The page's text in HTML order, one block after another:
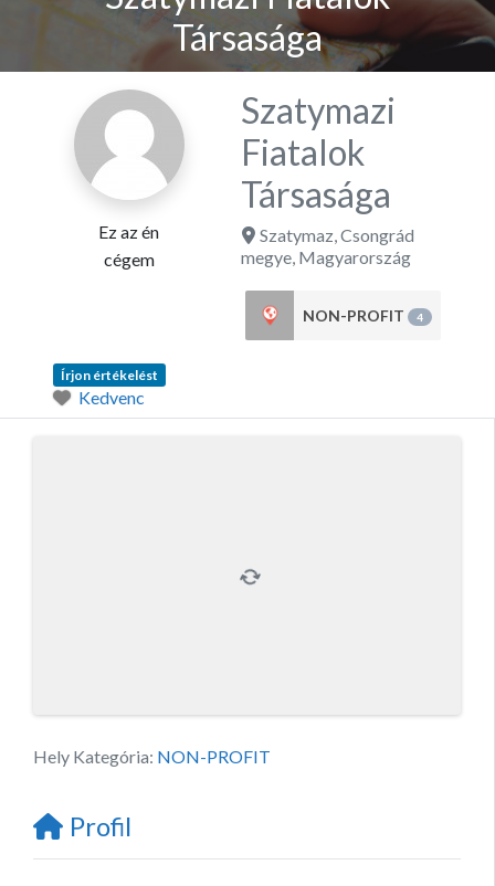
Társasága
Ez az én
cégem
Szatymazi
Fiatalok
Társasága
Szatymaz,Csongrád
megye, Magyarország
NON-PROFIT 4
Írjon értékelést
Kedvenc
Hely Kategória: NON-PROFIT
Profil